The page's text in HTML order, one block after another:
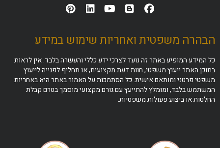
הבהרה משפטית ואחריות שימוש במידע
כל המידע המופיע באתר זה נועד לצרכי ידע כללי והעשרה בלבד. אין לראות
בתוכן האתר ייעוץ משפטי, חוות דעת מקצועית, או תחליף לפנייה לייעוץ
משפטי פרטני ומותאם אישית. כל הסתמכות על האמור באתר היא באחריות
המשתמש בלבד, ומומלץ להתייעץ עם גורם מקצועי מוסמך בטרם קבלת
החלטות או ביצוע פעולות משפטיות.